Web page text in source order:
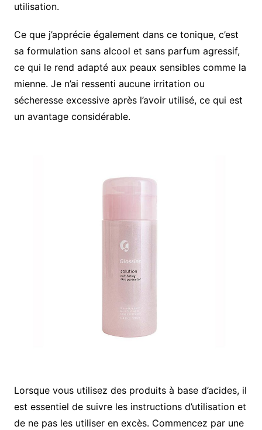
utilisation.
Ce que j’apprécie également dans ce tonique, c’est
sa formulation sans alcool et sans parfum agressif,
ce qui le rend adapté aux peaux sensibles comme la
mienne. Je n’ai ressenti aucune irritation ou
sécheresse excessive après l’avoir utilisé, ce qui est
un avantage considérable.
Lorsque vous utilisez des produits à base d’acides, il
est essentiel de suivre les instructions d’utilisation et
de ne pas les utiliser en excès. Commencez par une